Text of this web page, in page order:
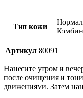
Тип кожи
Артикул 80091
Нанесите утром и
после очищения и
движениями. Затем